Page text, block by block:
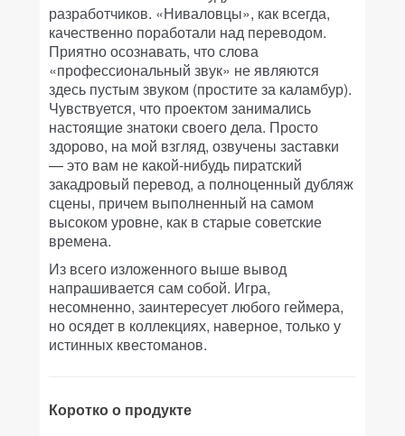
разработчиков. «Ниваловцы», как всегда,
качественно поработали над переводом.
Приятно осознавать, что слова
«профессиональный звук» не являются
здесь пустым звуком (простите за каламбур).
Чувствуется, что проектом занимались
настоящие знатоки своего дела. Просто
здорово, на мой взгляд, озвучены заставки
— это вам не какой-нибудь пиратский
закадровый перевод, а полноценный дубляж
сцены, причем выполненный на самом
высоком уровне, как в старые советские
времена.
Из всего изложенного выше вывод
напрашивается сам собой. Игра,
несомненно, заинтересует любого геймера,
но осядет в коллекциях, наверное, только у
истинных квестоманов.
Коротко о продукте